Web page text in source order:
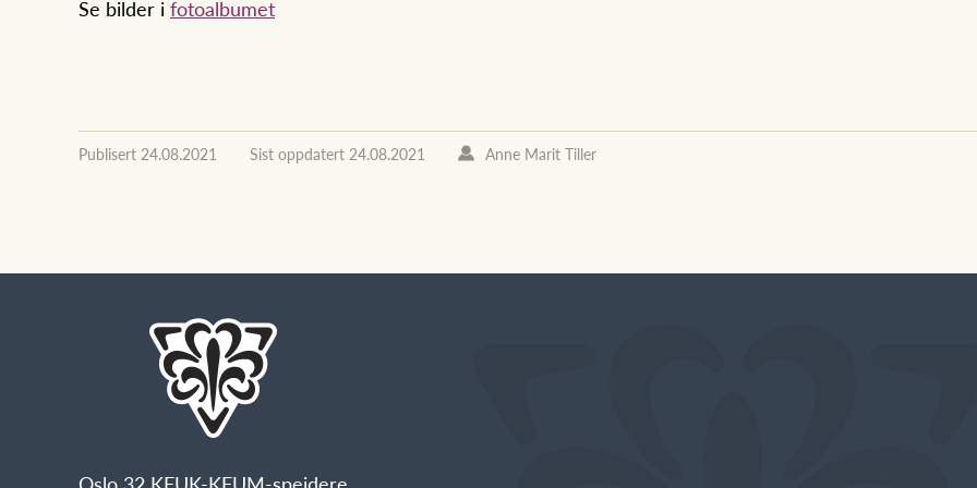
Se bilder i fotoalbumet
Publisert 24.08.2021 Sist oppdatert 24.08.2021 Anne Marit Tiller